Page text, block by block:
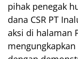
pihak penegak
dana CSR PT
aksi di halaman